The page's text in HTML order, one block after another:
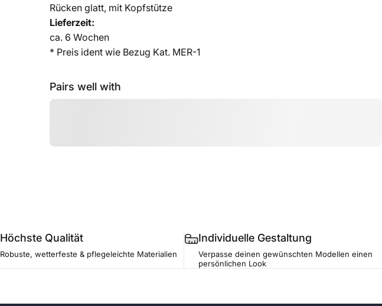
Rücken glatt, mit Kopfstütze
Lieferzeit:
ca. 6 Wochen
* Preis ident wie Bezug Kat. MER-1
Pairs well with
Höchste Qualität
Robuste, wetterfeste & pflegeleichte Materialien
Individuelle Gestaltung
Verpasse deinen gewünschten Modellen einen
persönlichen Look